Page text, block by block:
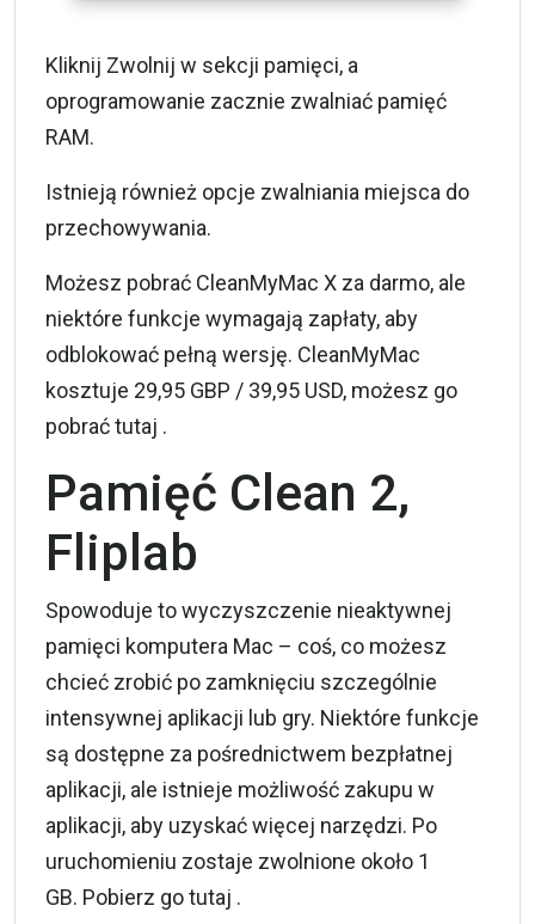
Kliknij Zwolnij w sekcji pamięci, a
oprogramowanie zacznie zwalniać pamięć
RAM.
Istnieją również opcje zwalniania miejsca do
przechowywania.
Możesz pobrać CleanMyMac X za darmo, ale
niektóre funkcje wymagają zapłaty, aby
odblokować pełną wersję. CleanMyMac
kosztuje 29,95 GBP / 39,95 USD, możesz go
pobraćtutaj .
Pamięć Clean 2,
Fliplab
Spowoduje to wyczyszczenie nieaktywnej
pamięci komputera Mac – coś, co możesz
chcieć zrobić po zamknięciu szczególnie
intensywnej aplikacji lub gry. Niektóre funkcje
są dostępne za pośrednictwem bezpłatnej
aplikacji, ale istnieje możliwość zakupu w
aplikacji, aby uzyskać więcej narzędzi. Po
uruchomieniu zostaje zwolnione około 1
GB. Pobierz gotutaj .